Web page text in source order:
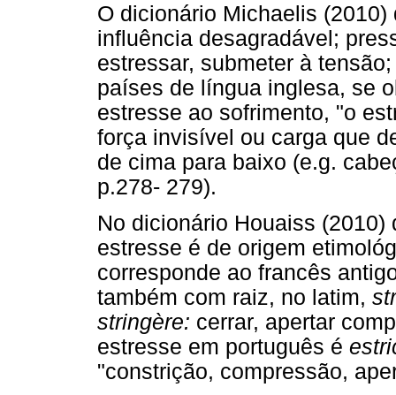
O dicionário Michaelis
influência desagradável;
estressar, submeter à
países de língua inglesa, se
estresse ao sofrimento, "o
força invisível ou carga que
de cima para baixo (e.g.
p.278- 279).
No dicionário Houaiss
estresse é de origem
corresponde ao francês
também com raiz, no latim,
stringère: cerrar, apertar
estresse em português é
"constrição, compressão,